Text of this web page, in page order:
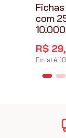
com
10.000
R$ 29,
Em até 10